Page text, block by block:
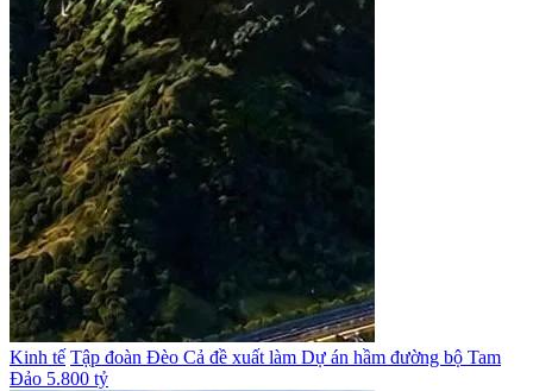
Kinh tế Tập đoàn Đèo Cả đề xuất làm Dự án hầm đường bộ Tam
Đảo 5.800 tỷ